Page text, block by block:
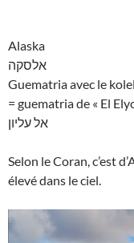
Alaska
אלסקה
Guematria avec le
= guematria de « El
אל עליון
Selon le Coran, c’est
élevé dans le ciel.